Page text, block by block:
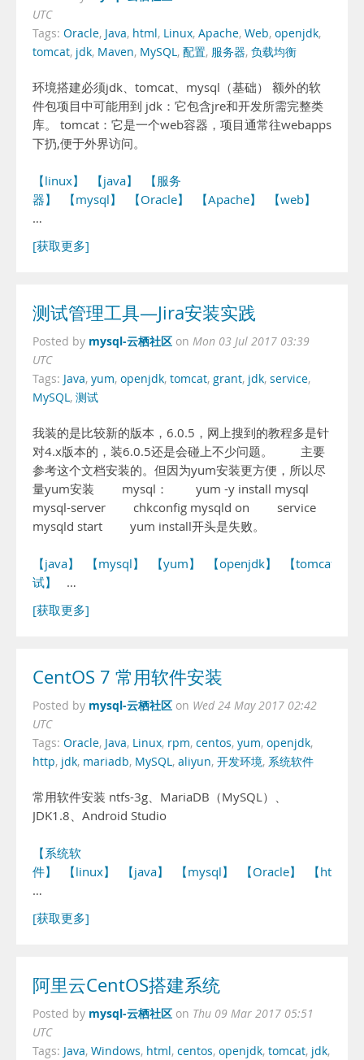
UTC
Tags: Oracle, Java, html, Linux, Apache, Web, openjdk,
tomcat, jdk, Maven, MySQL, 配置, 服务器, 负载均衡
环境搭建必须jdk、tomcat、mysql（基础） 额外的软
件包项目中可能用到 jdk：它包含jre和开发所需完整类
库。 tomcat：它是一个web容器，项目通常往webapps
下扔,便于外界访问。
【linux】 【java】
【服务
器】
【mysql】 【Oracle】 【Apache】
【web】
…
[获取更多]
测试管理工具—Jira安装实践
Posted by mysql-云栖社区 on Mon 03 Jul 2017 03:39
UTC
Tags: Java, yum, openjdk, tomcat, grant, jdk, service,
MySQL, 测试
我装的是比较新的版本，6.0.5，网上搜到的教程多是针
对4.x版本的，装6.0.5还是会碰上不少问题。 主要
参考这个文档安装的。但因为yum安装更方便，所以尽
量yum安装 mysql： yum -y install mysql
mysql-server chkconfig mysqld on service
mysqld start yum install开头是失败。
【java】 【mysql】 【yum】 【openjdk】 【tomcat】
试】
…
[获取更多]
CentOS 7 常用软件安装
Posted by mysql-云栖社区 on Wed 24 May 2017 02:42
UTC
Tags: Oracle, Java, Linux, rpm, centos, yum, openjdk,
http, jdk, mariadb, MySQL, aliyun, 开发环境, 系统软件
常用软件安装 ntfs-3g、MariaDB（MySQL）、
JDK1.8、Android Studio
【系统软
件】
【linux】 【java】 【mysql】 【Oracle】 【http】
…
[获取更多]
阿里云CentOS搭建系统
Posted by mysql-云栖社区 on Thu 09 Mar 2017 05:51
UTC
Tags: Java, Windows, html, centos, openjdk, tomcat, jdk,